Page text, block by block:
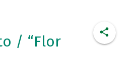
/ “Flor